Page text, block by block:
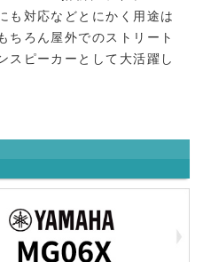
も対応などとにかく用途は
ちろん屋外でのストリート
スピーカーとして大活躍し